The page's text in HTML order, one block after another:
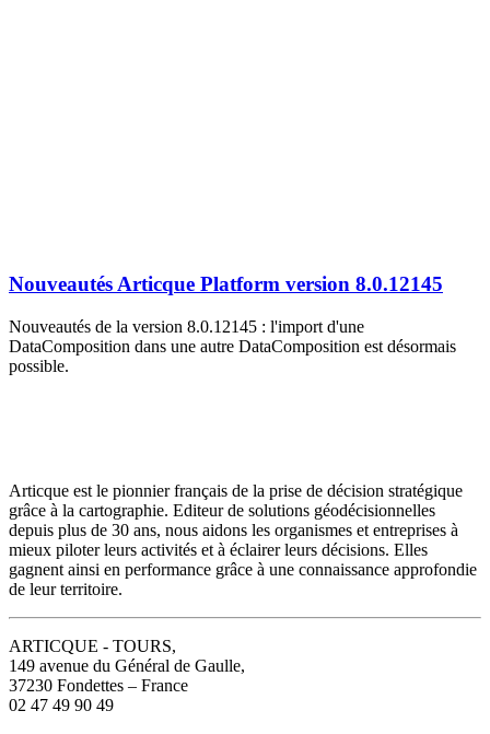
Nouveautés Articque Platform version 8.0.12145
Nouveautés de la version 8.0.12145 : l'import d'une
DataComposition dans une autre DataComposition est désormais
possible.
Articque est le pionnier français de la prise de décision stratégique
grâce à la cartographie. Editeur de solutions géodécisionnelles
depuis plus de 30 ans, nous aidons les organismes et entreprises à
mieux piloter leurs activités et à éclairer leurs décisions. Elles
gagnent ainsi en performance grâce à une connaissance approfondie
de leur territoire.
ARTICQUE - TOURS,
149 avenue du Général de Gaulle,
37230 Fondettes – France
02 47 49 90 49